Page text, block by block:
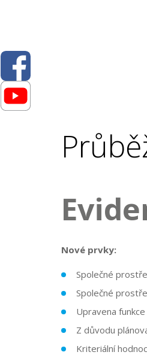
Nové prvky:
Společné
Společné
Upravena
Z důvodu
Kriteriální